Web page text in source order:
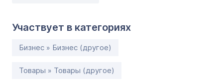
Участвует в категориях
Бизнес » Бизнес (другое)
Товары » Товары (другое)